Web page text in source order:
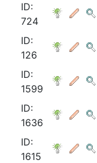
ID:
724
ID:
126
ID:
1599
ID:
1636
ID:
1615